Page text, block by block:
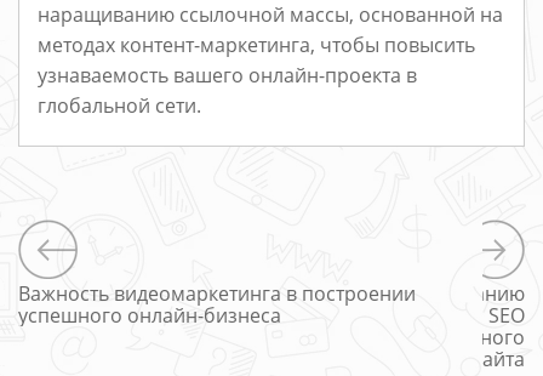
наращиванию ссылочной массы, основанной на
методах контент-маркетинга, чтобы повысить
узнаваемость вашего онлайн-проекта в
глобальной сети.
Важность видеомаркетинга в построении
успешного онлайн-бизнеса
Советы по созданию
SEO
оптимизированного
сайта